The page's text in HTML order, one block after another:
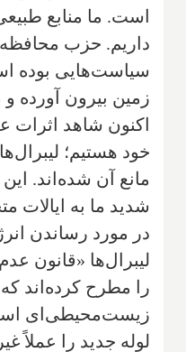
است. ما منابع
داریم. حزب
سیاست‌هایی بوده
زمین بیرون آورده و
اکنون شاهد اثرات
خود هستیم؛
مانع آن شده‌اند.
شدید ما به ایالات
در مورد رساندن
لیبرال‌ها «قانون
را مطرح کرده‌اند
زیست‌محیطی‌ای
لوله جدید را عملاً